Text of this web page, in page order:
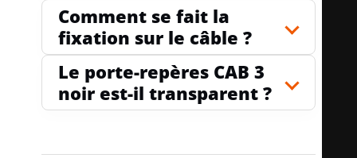
Comment se fait la
fixation sur le câble ?
Le porte-repères CAB 3
noir est-il transparent ?